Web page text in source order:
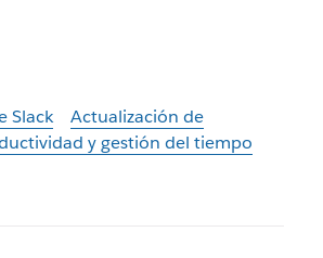
Slack
Actualización de
y gestión del tiempo